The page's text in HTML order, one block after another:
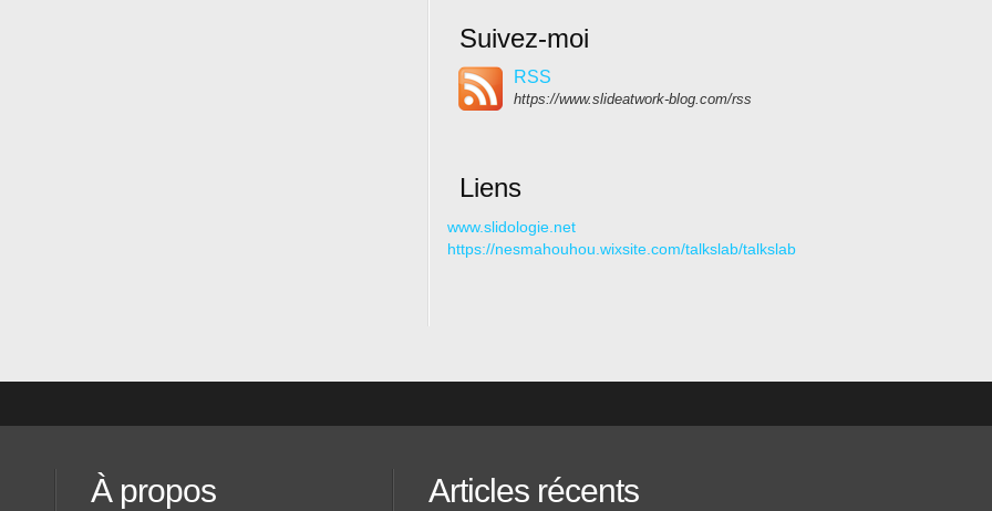
Suivez-moi
RSS
https://www.slideatwork-blog.com/rss
Liens
www.slidologie.net
https://nesmahouhou.wixsite.com/talkslab/talkslab
À propos Articles récents